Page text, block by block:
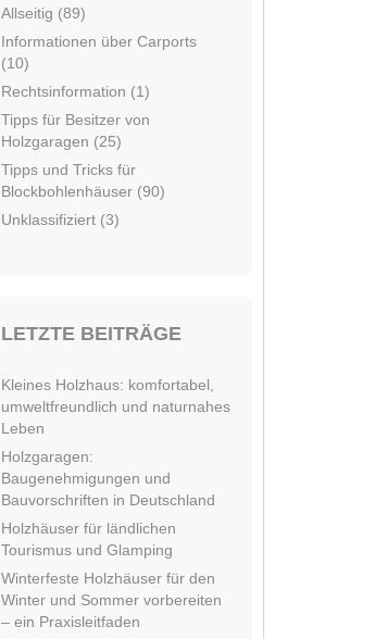
Allseitig (89)
Informationen über Carports
(10)
Rechtsinformation (1)
Tipps für Besitzer von
Holzgaragen (25)
Tipps und Tricks für
Blockbohlenhäuser (90)
Unklassifiziert (3)
LETZTE BEITRÄGE
Kleines Holzhaus: komfortabel,
umweltfreundlich und naturnahes
Leben
Holzgaragen:
Baugenehmigungen und
Bauvorschriften in Deutschland
Holzhäuser für ländlichen
Tourismus und Glamping
Winterfeste Holzhäuser für den
Winter und Sommer vorbereiten
– ein Praxisleitfaden